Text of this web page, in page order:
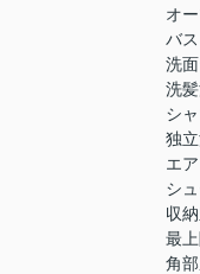
オ
バ
洗
洗
シ
独
エ
シ
収
最
角